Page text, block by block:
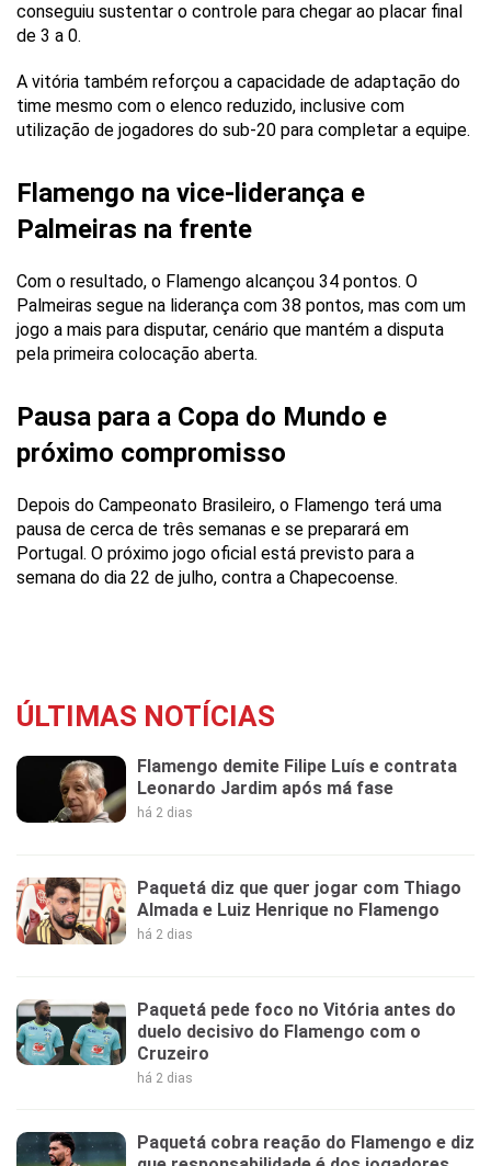
conseguiu sustentar o controle para chegar ao placar final
de 3 a 0.
A vitória também reforçou a capacidade de adaptação do
time mesmo com o elenco reduzido, inclusive com
utilização de jogadores do sub-20 para completar a equipe.
Flamengo na vice-liderança e
Palmeiras na frente
Com o resultado, o Flamengo alcançou 34 pontos. O
Palmeiras segue na liderança com 38 pontos, mas com um
jogo a mais para disputar, cenário que mantém a disputa
pela primeira colocação aberta.
Pausa para a Copa do Mundo e
próximo compromisso
Depois do Campeonato Brasileiro, o Flamengo terá uma
pausa de cerca de três semanas e se preparará em
Portugal. O próximo jogo oficial está previsto para a
semana do dia 22 de julho, contra a Chapecoense.
ÚLTIMAS NOTÍCIAS
Flamengo demite Filipe Luís e contrata
Leonardo Jardim após má fase
há 2 dias
Paquetá diz que quer jogar com Thiago
Almada e Luiz Henrique no Flamengo
há 2 dias
Paquetá pede foco no Vitória antes do
duelo decisivo do Flamengo com o
Cruzeiro
há 2 dias
Paquetá cobra reação do Flamengo e diz